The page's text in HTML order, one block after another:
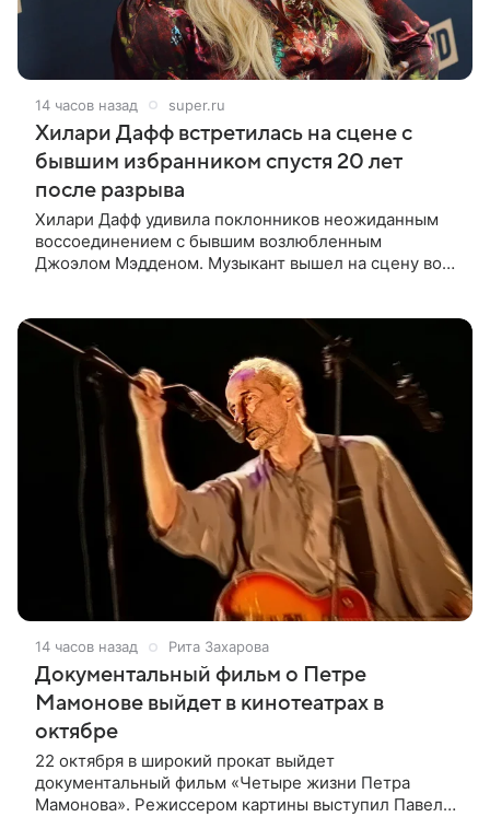
14 часов назад super.ru
Хилари Дафф встретилась на сцене с
бывшим избранником спустя 20 лет
после разрыва
Хилари Дафф удивила поклонников неожиданным
воссоединением с бывшим возлюбленным
Джоэлом Мэдденом. Музыкант вышел на сцену во
14 часов назад Рита Захарова
Документальный фильм о Петре
Мамонове выйдет в кинотеатрах в
октябре
22 октября в широкий прокат выйдет
документальный фильм «Четыре жизни Петра
Мамонова». Режиссером картины выступил Павел